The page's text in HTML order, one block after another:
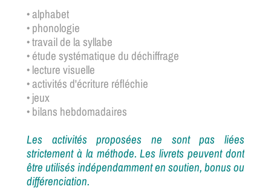
• alphabet
• phonologie
• travail de la syllabe
• étude systématique du déchiffrage
• lecture visuelle
• activités d'écriture réfléchie
• jeux
• bilans hebdomadaires
Les activités proposées ne sont pas liées
strictement à la méthode. Les livrets peuvent dont
être utilisés indépendamment en soutien, bonus ou
différenciation.